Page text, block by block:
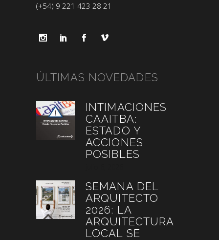
(+54) 9 221 423 28 21
ÚLTIMAS NOVEDADES
INTIMACIONES
CAAITBA:
ESTADO Y
ACCIONES
POSIBLES
SEMANA DEL
ARQUITECTO
2026: LA
ARQUITECTURA
LOCAL SE